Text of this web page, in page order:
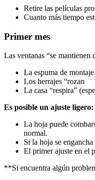
Retire las películas
Cuanto más tiempo
Primer mes
Las ventanas “se mantienen
La espuma de
Los herrajes “rozan
La casa “respira”
Es posible un ajuste ligero:
La hoja puede
normal.
Si la hoja se
El primer ajuste en el
**Si encuentra algún